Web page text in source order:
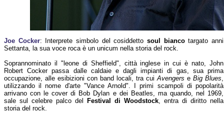
Joe Cocker: Interprete simbolo del cosiddettosoul biancotargato anni
Settanta, la sua voce roca è un unicum nella storia del rock.
Soprannominato il "leone di Sheffield", città inglese in cui è nato, John
Robert Cocker passa dalle caldaie e dagli impianti di gas, sua prima
occupazione, alle esibizioni con band locali, tra cuiAvengers e Big Blues,
utilizzando il nome d'arte "Vance Arnold". I primi scampoli di popolarità
arrivano con le cover di Bob Dylan e dei Beatles, ma quando, nel 1969,
sale sul celebre palco del
Festival di Woodstock, entra di diritto nella
storia del rock.